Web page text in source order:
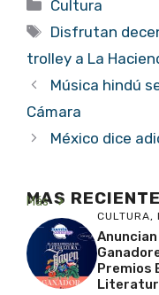
Cultura
Etiquetas
Disfrutan
trolley a La
Música hindú
Cámara
México dice
MAS
Más
CULTURA,
Premios